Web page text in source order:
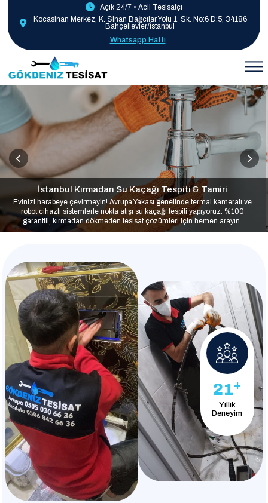
Açık 24/7 • Acil Tesisatçı
Kocasinan Merkez, K. Sinan Bağcılar Yolu 1. Sk. No:6 D:5, 34186
Bahçelievler/İstanbul
Whatsapp Hattı
İstanbul Kırmadan Su Kaçağı Tespiti & Tamiri
Evinizi harabeye çevirmeyin! Avrupa Yakası genelinde termal kameralı ve
robot cihazlı sistemlerle nokta atışı su kaçağı tespiti yapıyoruz. %100
garantili, kırmadan dökmeden tesisat çözümleri için hemen arayın.
21+
Yıllık
Deneyim